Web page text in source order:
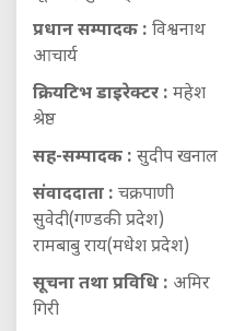
प्रधान सम्पादक : विश्वनाथ
आचार्य
क्रियटिभ डाइरेक्टर : महेश
श्रेष्ठ
सह-सम्पादक : सुदीप खनाल
संवाददाता : चक्रपाणी
सुवेदी(गण्डकी प्रदेश)
रामबाबु राय(मधेश प्रदेश)
सूचना तथा प्रविधि : अमिर
गिरी